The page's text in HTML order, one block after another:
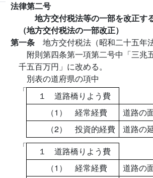
法律第二号
地方交付税法等の一部を改正す
（地方交付税法の一部改正）
第一条 地方交付税法（昭和二十五年
附則第四条第一項第二号中「三兆
千五百万円」に改める。
別表の道府県の項中
「
１ 道路橋りよう費
（1） 経常経費
道路の
（2） 投資的経費
道路の
「
１ 道路橋りよう費
（1） 経常経費
道路の